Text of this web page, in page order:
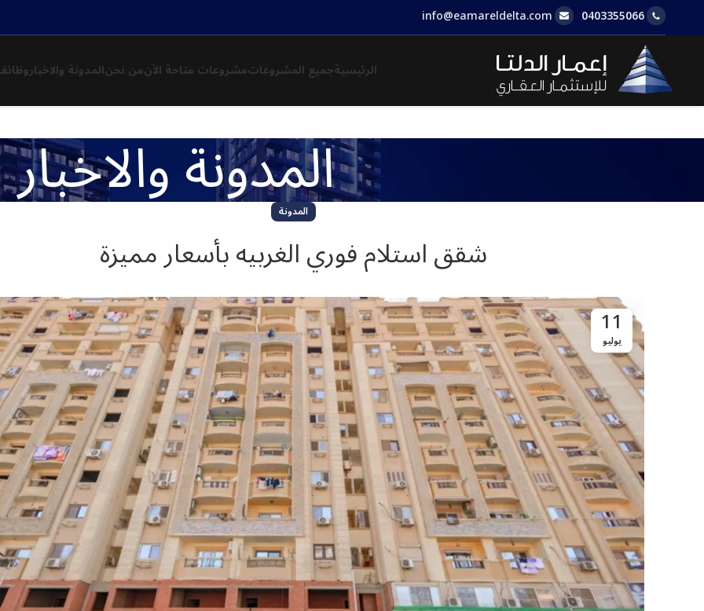
0403355066
info@eamareldelta.com
الرئيسيةجميع المشروعاتمشروعات متاحة الآنمن نحنالمدونة والاخبار
المدونة والاخبار
المدونة
شقق استلام فوري الغربيه بأسعار مميزة
11
يوليو